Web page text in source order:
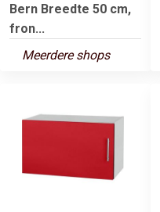
Bern Breedte 50 cm,
fron...
Meerdere shops